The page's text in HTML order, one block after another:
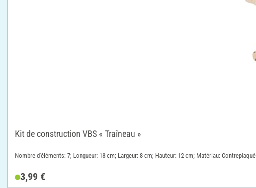
Kit de construction VBS « Traîneau »
Nombre d'éléments: 7; Longueur: 18 cm; Largeur: 8 cm; Hauteur: 12 cm; Matériau: Contreplaqué
3,99 €